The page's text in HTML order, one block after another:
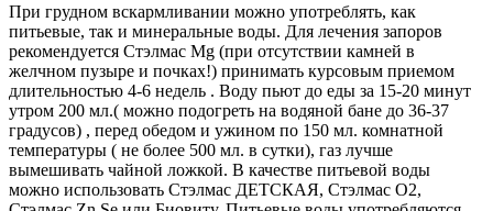
При грудном вскармливании можно употреблять, как
питьевые, так и минеральные воды. Для лечения запоров
рекомендуется Стэлмас Mg (при отсутствии камней в
желчном пузыре и почках!) принимать курсовым приемом
длительностью 4-6 недель . Воду пьют до еды за 15-20 минут
утром 200 мл.( можно подогреть на водяной бане до 36-37
градусов) , перед обедом и ужином по 150 мл. комнатной
температуры ( не более 500 мл. в сутки), газ лучше
вымешивать чайной ложкой. В качестве питьевой воды
можно использовать Стэлмас ДЕТСКАЯ, Стэлмас О2,